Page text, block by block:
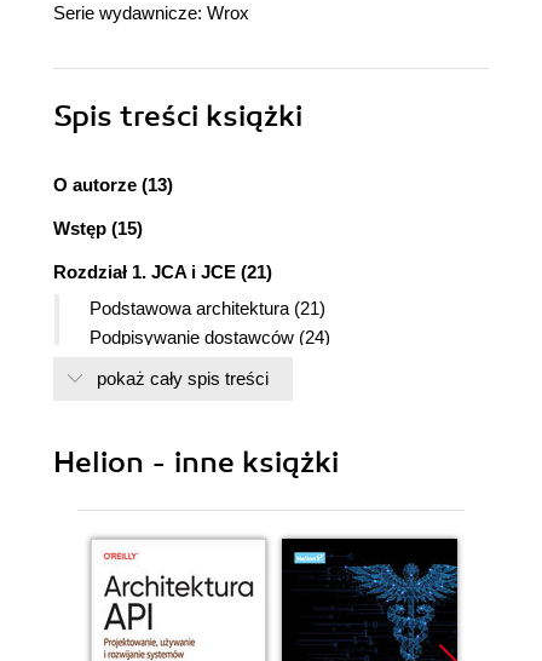
Serie wydawnicze: Wrox
Spis treści książki
O autorze (13)
Wstęp (15)
Rozdział 1. JCA i JCE (21)
Podstawowa architektura (21)
Podpisywanie dostawców (24)
Pliki polityki ograniczeń (25)
Instalacja plików polityki nieograniczających
Rozwiązywanie innych problemów (27)
Skąd wiadomo, że pliki dostarczone przez
firmę Sun naprawdę działają tak, jak
powinny? (28)
Instalacja dostawcy Bouncy Castle (28)
Instalacja poprzez konfigurację środowiska
uruchomieniowego (28)
Instalacja na etapie wykonania (31)
pokaż cały spis treści
Helion - inne książki